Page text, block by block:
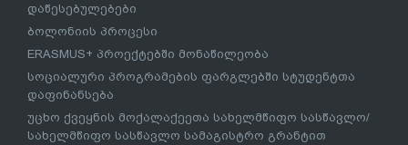
დაწესებულებები
ბოლონიის პროცესი
ERASMUS+ პროექტებში მონაწილეობა
სოციალური პროგრამების ფარგლებში სტუდენტთა
დაფინანსება
უცხო ქვეყნის მოქალაქეეთა სახელმწიფო სასწავლო/
სახელმწიფო სასწავლო სამაგისტრო გრანტით